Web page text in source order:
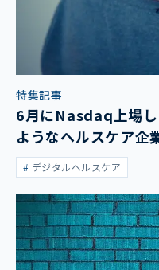
特集記事
6月にNasdaq上場
ようなヘルスケア企
デジタルヘルスケア